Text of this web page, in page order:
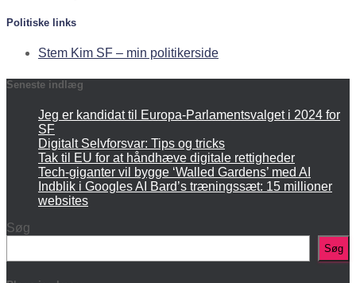
Politiske links
Stem Kim SF – min politikerside
Seneste indlæg
Jeg er kandidat til Europa-Parlamentsvalget i 2024 for
SF
Digitalt Selvforsvar: Tips og tricks
Tak til EU for at håndhæve digitale rettigheder
Tech-giganter vil bygge ‘Walled Gardens’ med AI
Indblik i Googles AI Bard’s træningssæt: 15 millioner
websites
Søg
Søg